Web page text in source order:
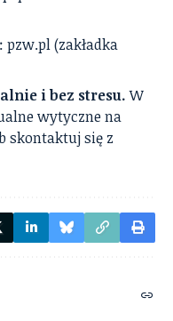
(zakładka
i bez stresu.W
wytyczne na
skontaktuj się z